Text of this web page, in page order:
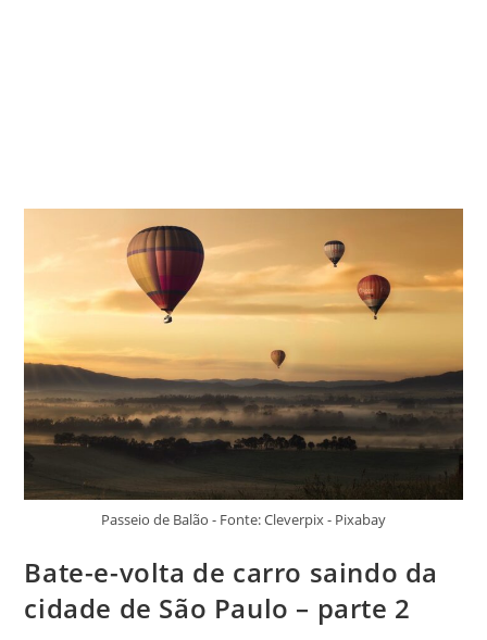
Passeio de Balão - Fonte: Cleverpix - Pixabay
Bate-e-volta de carro saindo da
cidade de São Paulo – parte 2